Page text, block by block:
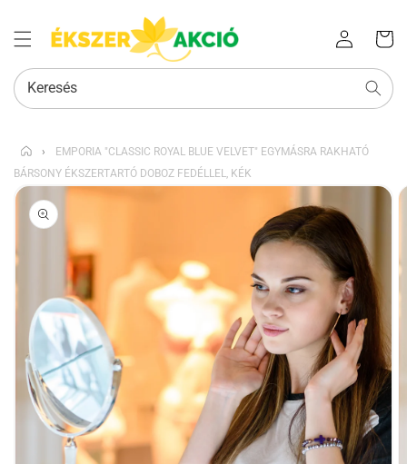
Bejelentkezés
kosara
Keresés
›
EMPORIA "CLASSIC ROYAL BLUE VELVET" EGYMÁSRA RAKHATÓ
BÁRSONY ÉKSZERTARTÓ DOBOZ FEDÉLLEL, KÉK
KIHAGYÁS, ÉS
UGRÁS A
TERMÉKADATOKRA